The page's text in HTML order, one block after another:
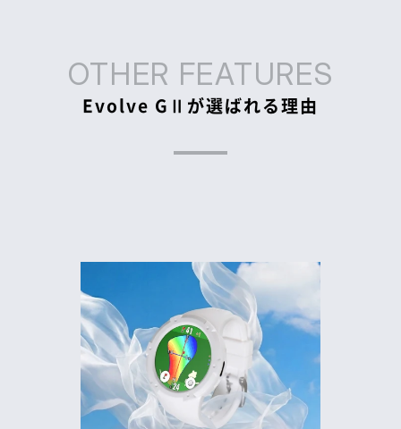
OTHER FEATURES
Evolve GⅡが選ばれる理由